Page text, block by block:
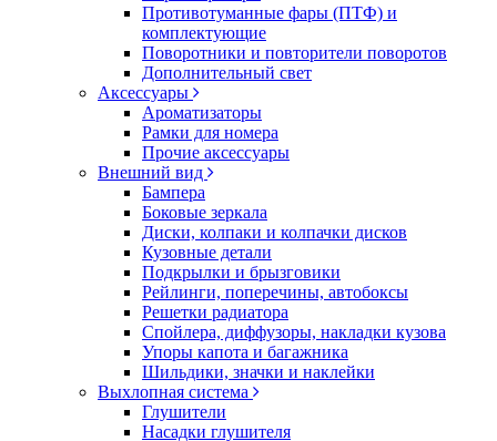
Противотуманные фары (ПТФ) и
комплектующие
Поворотники и повторители поворотов
Дополнительный свет
Аксессуары
Ароматизаторы
Рамки для номера
Прочие аксессуары
Внешний вид
Бампера
Боковые зеркала
Диски, колпаки и колпачки дисков
Кузовные детали
Подкрылки и брызговики
Рейлинги, поперечины, автобоксы
Решетки радиатора
Спойлера, диффузоры, накладки кузова
Упоры капота и багажника
Шильдики, значки и наклейки
Выхлопная система
Глушители
Насадки глушителя